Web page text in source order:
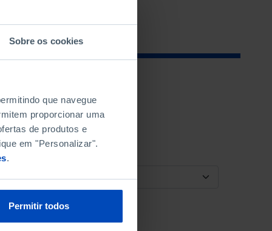
Sobre os cookies
que navegue
proporcionar uma
de produtos e
em "Personalizar".
.
Permitir todos
ORDENAR POR